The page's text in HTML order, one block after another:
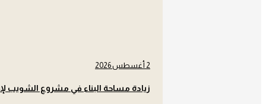
2 أغسطس 2026
زيادة مساحة البناء في مشروع الشويب